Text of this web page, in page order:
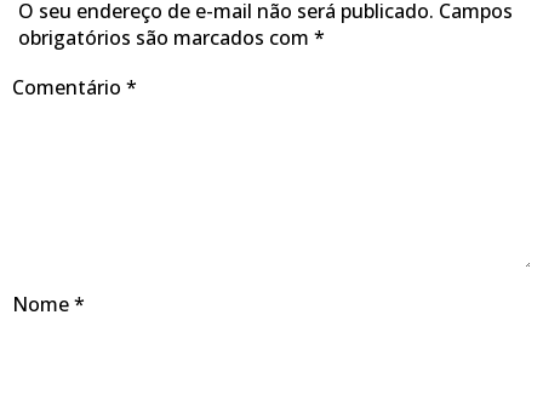
O seu endereço de e-mail não será publicado. Campos
obrigatórios são marcados com *
Comentário *
Nome*